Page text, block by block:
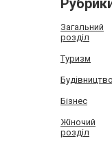
Загальний
розділ
Туризм
Будівництво
Бізнес
Жіночий
розділ